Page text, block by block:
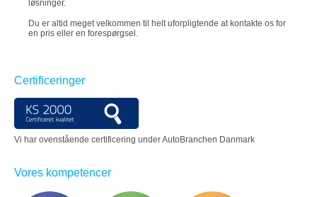
løsninger.
Du er altid meget velkommen til helt uforpligtende at kontakte os for
en pris eller en forespørgsel.
Certificeringer
Vi har ovenstående certificering under AutoBranchen Danmark
Vores kompetencer